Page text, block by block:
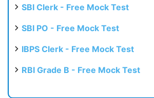
SBI Clerk - Free Mock Test
SBI PO - Free Mock Test
IBPS Clerk - Free Mock Test
RBI Grade B - Free Mock Test